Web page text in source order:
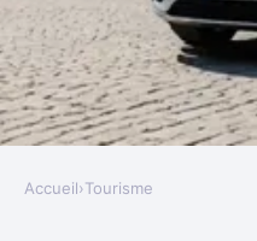
Accueil›Tourisme